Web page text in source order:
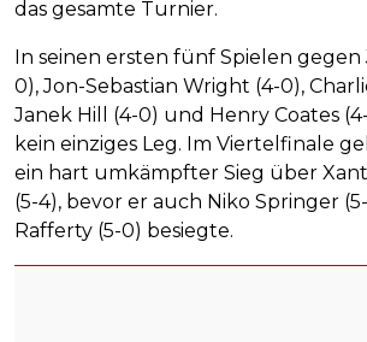
das gesamte Turnier.
In seinen ersten fünf Spielen gegen
0), Jon-Sebastian Wright (4-0),
Janek Hill (4-0) und Henry Coates
kein einziges Leg. Im Viertelfinale
ein hart umkämpfter Sieg über
(5-4), bevor er auch Niko Springer
Rafferty (5-0) besiegte.